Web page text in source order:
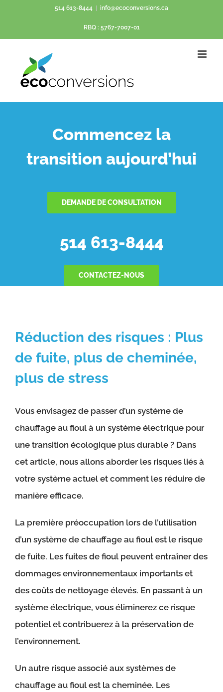
contenu
514 613-8444 info@ecoconversions.ca
RBQ : 5767-7007-01
Commencez la
transition aujourd’hui
DEMANDE DE CONSULTATION
514 613-8444
CONTACTEZ-NOUS
Réduction des risques : Plus
de fuite, plus de cheminée,
plus de stress
Vous envisagez de passer d’un système de
chauffage au fioul à un système électrique pour
une transition écologique plus durable ? Dans
cet article, nous allons aborder les risques liés à
votre système actuel et comment les réduire de
manière efficace.
La première préoccupation lors de l’utilisation
d’un système de chauffage au fioul est le risque
de fuite. Les fuites de fioul peuvent entraîner des
dommages environnementaux importants et
des coûts de nettoyage élevés. En passant à un
système électrique, vous éliminerez ce risque
potentiel et contribuerez à la préservation de
l’environnement.
Un autre risque associé aux systèmes de
chauffage au fioul est la cheminée. Les